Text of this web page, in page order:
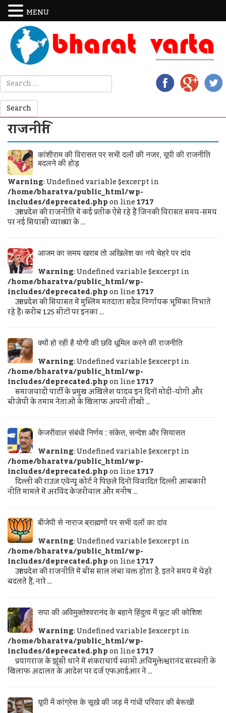
राजनीति
कांशीराम की विरासत पर सभी दलों की नजर, यूपी की राजनीति
बदलने की होड़
Warning: Undefined variable $excerpt in
/home/bharatva/public_html/wp-
includes/deprecated.phpon line1717
उत्तर प्रदेश की राजनीति में कई प्रतीक ऐसे रहे हैं जिनकी विरासत समय-समय
पर नई सियासी व्याख्या के ...
आजम का समय खराब तो अखिलेश का नये चेहरे पर दांव
Warning: Undefined variable $excerpt in
/home/bharatva/public_html/wp-
includes/deprecated.phpon line1717
उत्तर प्रदेश की सियासत में मुस्लिम मतदाता सदैव निर्णायक भूमिका निभाते
रहे हैं। करीब 125 सीटों पर इनका ...
क्यों हो रही है योगी की छवि धूमिल करने की राजनीति
Warning: Undefined variable $excerpt in
/home/bharatva/public_html/wp-
includes/deprecated.phpon line1717
समाजवादी पार्टी के प्रमुख अखिलेश यादव इन दिनों मोदी-योगी और
बीजेपी के तमाम नेताओं के खिलाफ अपनी तीखी ...
केजरीवाल संबंधी निर्णय : संकेत, सन्देश और सियासत
Warning: Undefined variable $excerpt in
/home/bharatva/public_html/wp-
includes/deprecated.phpon line1717
दिल्ली की राउज़ एवेन्यू कोर्ट ने पिछले दिनों विवादित दिल्ली आबकारी
नीति मामले में अरविंद केजरीवाल और मनीष ...
बीजेपी से नाराज ब्राह्मणों पर सभी दलों का दांव
Warning: Undefined variable $excerpt in
/home/bharatva/public_html/wp-
includes/deprecated.phpon line1717
उत्तर प्रदेश की राजनीति में बीस साल लंबा वक्त होता है. इतने समय में चेहरे
बदलते हैं, नारे ...
सपा की अविमुक्तेश्वरानंद के बहाने हिंदुत्व में फूट की कोशिश
Warning: Undefined variable $excerpt in
/home/bharatva/public_html/wp-
includes/deprecated.phpon line1717
प्रयागराज के झूंसी थाने में शंकराचार्य स्वामी अविमुक्तेश्वरानंद सरस्वती के
खिलाफ अदालत के आदेश पर दर्ज एफआईआर ने ...
यूपी में कांग्रेस के सूखे की जड़ में गांधी परिवार की बेरूखी
MENU